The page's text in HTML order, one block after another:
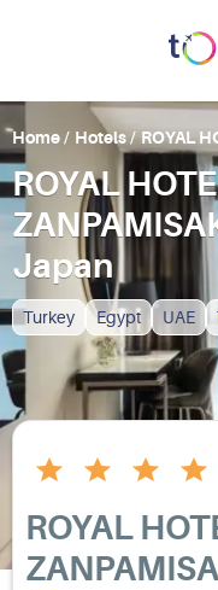
Turkey Egypt UAE
Home/ Hotels/ ROYAL
ROYAL
Japan
ROYAL